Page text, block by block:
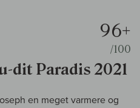
dit Paradis 2021
96+
/100
en meget varmere og